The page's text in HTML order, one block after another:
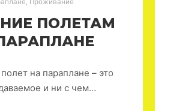
ПОЛЕТАМ
на параплане – это
и ни с чем…